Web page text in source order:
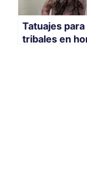
Tatuajes
tribales en